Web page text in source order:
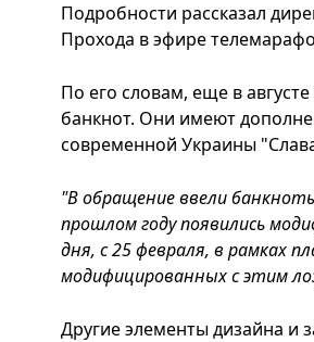
Подробности рассказал
Прохода в эфире
По его словам, еще в
банкнот. Они имеют
современной Украины
"В обращение ввели
прошлом году появились
дня, с 25 февраля, в рамках
модифицированных с этим
Другие элементы дизайна и